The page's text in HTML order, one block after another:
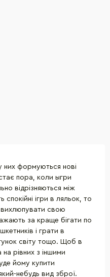
них формуються нові
пора, коли ыгри
відрізняються між
ігри в ляльок, то
вихлюпувати свою
за краще бігати по
і грати в
світу тощо. Щоб в
рівних з іншими
йому купити
небудь вид зброї.